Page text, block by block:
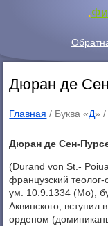
.
Дюран де
Главная / Буква «Д»
Дюран де Сен-
(Durand von St.-
французский
ум. 10.9.1334 (Мо),
Аквинского; вступил
орденом